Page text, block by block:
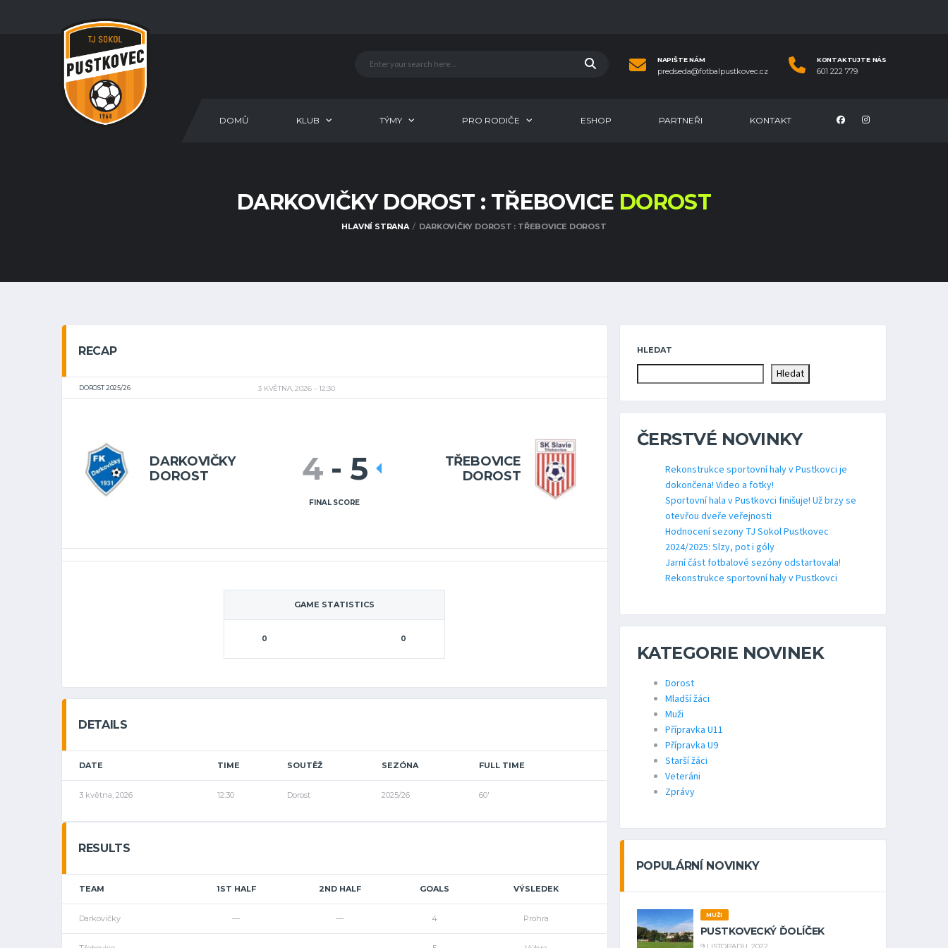
NAPIŠTE NÁM
predseda@fotbalpustkovec.cz
KONTAKTUJTE NÁS
601 222 779
DOMŮ KLUB TÝMY PRO RODIČE ESHOP PARTNEŘI KONTAKT
DARKOVIČKY DOROST : TŘEBOVICE DOROST
HLAVNÍ STRANA DARKOVIČKY DOROST : TŘEBOVICE DOROST
RECAP
DOROST 2025/26 3 KVĚTNA, 2026 12:30
DARKOVIČKY
DOROST
TŘEBOVICE
DOROST
4 - 5
FINAL SCORE
GAME STATISTICS
0 0
DETAILS
DATE TIME SOUTĚŽ SEZÓNA FULL TIME
3 května, 2026 12:30 Dorost 2025/26 60'
RESULTS
TEAM 1ST HALF 2ND HALF GOALS VÝSLEDEK
Darkovičky — — 4 Prohra
HLEDAT
Hledat
ČERSTVÉ NOVINKY
Rekonstrukce sportovní haly v Pustkovci je
dokončena! Video a fotky!
Sportovní hala v Pustkovci finišuje! Už brzy se
otevřou dveře veřejnosti
Hodnocení sezony TJ Sokol Pustkovec
2024/2025: Slzy, pot i góly
Jarní část fotbalové sezóny odstartovala!
Rekonstrukce sportovní haly v Pustkovci
KATEGORIE NOVINEK
Dorost
Mladší žáci
Muži
Přípravka U11
Přípravka U9
Starší žáci
Veteráni
Zprávy
POPULÁRNÍ NOVINKY
MUŽI
PUSTKOVECKÝ ĎOLÍČEK